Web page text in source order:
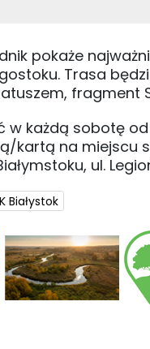
pokaże
Trasa
fragment
każdą sobotę od
kartą na miejscu
ul.
Białystok